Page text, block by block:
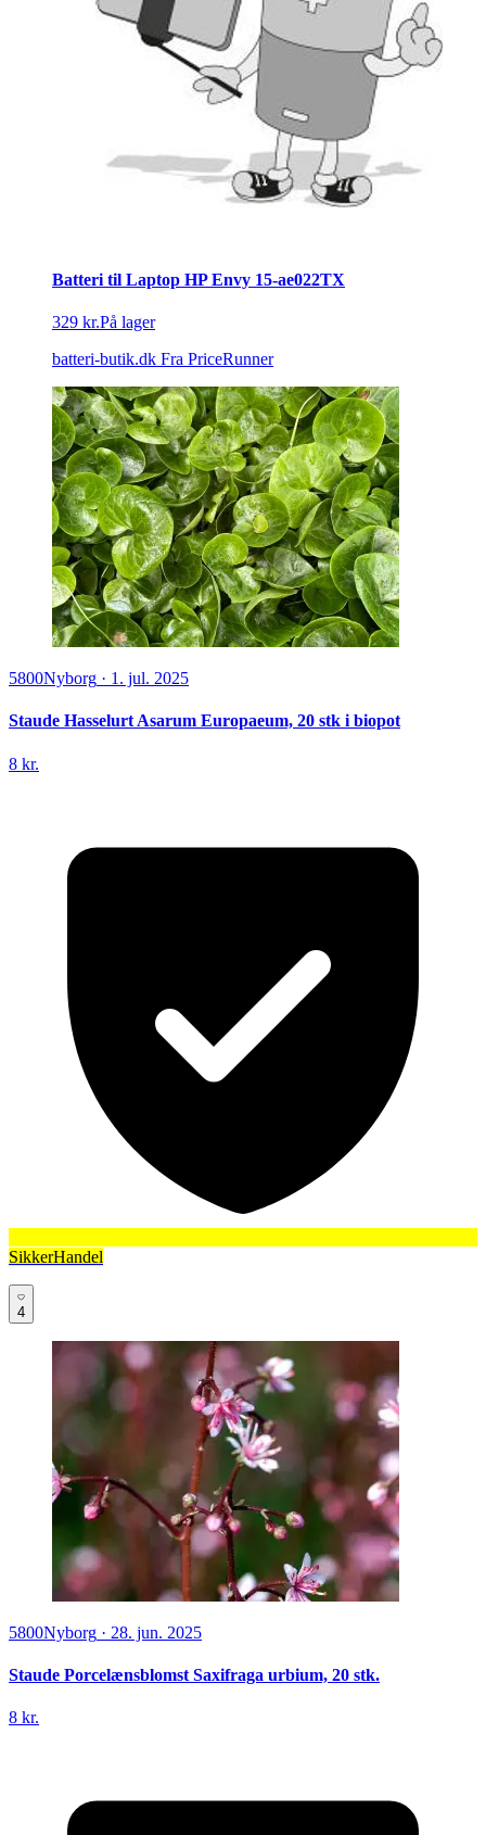
Batteri til Laptop HP Envy 15-ae022TX
329 kr.På lager
batteri-butik.dk Fra PriceRunner
5800Nyborg · 1. jul. 2025
Staude Hasselurt Asarum Europaeum, 20 stk i biopot
8 kr.
SikkerHandel
4
5800Nyborg · 28. jun. 2025
Staude Porcelænsblomst Saxifraga urbium, 20 stk.
8 kr.